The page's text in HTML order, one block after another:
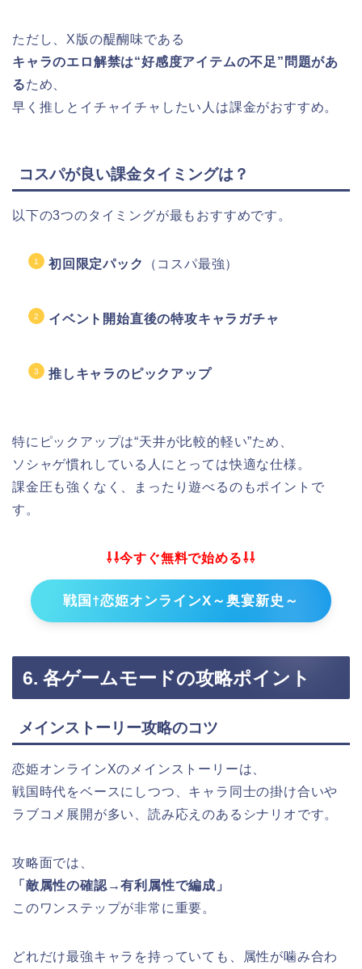
ただし、X版の醍醐味である
キャラのエロ解禁は“好感度アイテムの不足”問題があ
るため、
早く推しとイチャイチャしたい人は課金がおすすめ。
コスパが良い課金タイミングは？
以下の3つのタイミングが最もおすすめです。
初回限定パック （コスパ最強）
イベント開始直後の特攻キャラガチャ
推しキャラのピックアップ
特にピックアップは“天井が比較的軽い”ため、
ソシャゲ慣れしている人にとっては快適な仕様。
課金圧も強くなく、まったり遊べるのもポイントで
す。
⇩⇩今すぐ無料で始める⇩⇩
戦国†恋姫オンラインX～奥宴新史～
6. 各ゲームモードの攻略ポイント
メインストーリー攻略のコツ
恋姫オンラインXのメインストーリーは、
戦国時代をベースにしつつ、キャラ同士の掛け合いや
ラブコメ展開が多い、読み応えのあるシナリオです。
攻略面では、
「敵属性の確認→有利属性で編成」
このワンステップが非常に重要。
どれだけ最強キャラを持っていても、属性が噛み合わ